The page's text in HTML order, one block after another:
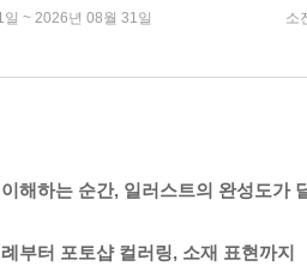
~ 2026년 08월 31일 소
해하는 순간, 일러스트의 완성도가
부터 포토샵 컬러링, 소재 표현까지